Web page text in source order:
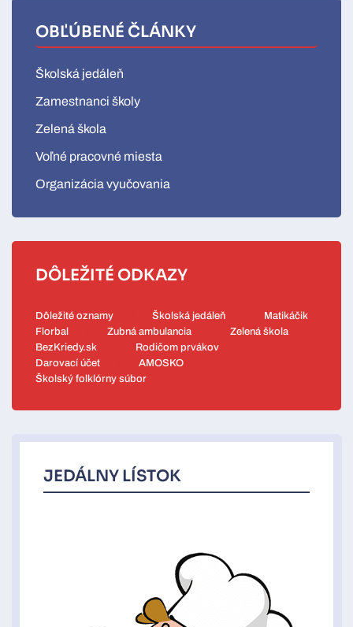
OBĽÚBENÉ ČLÁNKY
Školská jedáleň
Zamestnanci školy
Zelená škola
Voľné pracovné miesta
Organizácia vyučovania
DÔLEŽITÉ ODKAZY
Dôležité oznamy Školská jedáleň
Matikáčik
Florbal
Zubná ambulancia
Zelená škola
BezKriedy.sk
Rodičom prvákov
Darovací účet
AMOSKO
Školský folklórny súbor
JEDÁLNY LÍSTOK